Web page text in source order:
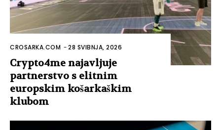
CROSARKA.COM -28 SVIBNJA, 2026
Crypto4me najavljuje
partnerstvo s elitnim
europskim košarkaškim
klubom